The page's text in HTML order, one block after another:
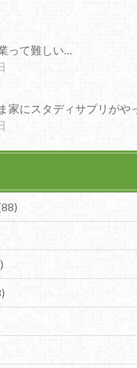
って難しい…
家にスタディサプリがや